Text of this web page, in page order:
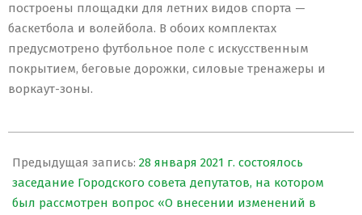
построены площадки для летних видов спорта —
баскетбола и волейбола. В обоих комплектах
предусмотрено футбольное поле с искусственным
покрытием, беговые дорожки, силовые тренажеры и
воркаут-зоны.
02-
05
Предыдущая запись: 28 января 2021 г. состоялось
заседание Городского совета депутатов, на котором
был рассмотрен вопрос «О внесении изменений в